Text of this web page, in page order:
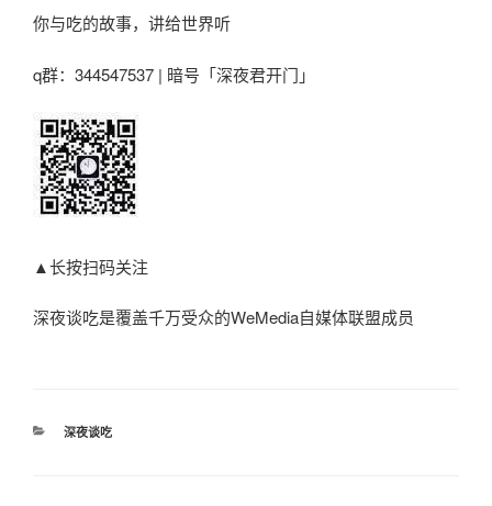
你与吃的故事，讲给世界听
q群：344547537 | 暗号「深夜君开门」
▲长按扫码关注
深夜谈吃是覆盖千万受众的WeMedia自媒体联盟成员
分
深夜谈吃